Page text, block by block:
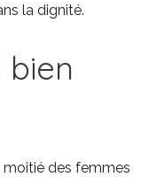
la dignité.
bien
moitié des femmes